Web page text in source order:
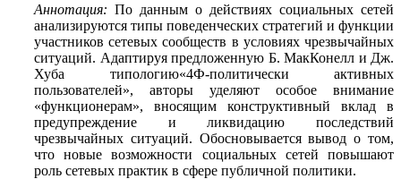
Аннотация: По данным о действиях социальных сетей
анализируются типы поведенческих стратегий и функции
участников сетевых сообществ в условиях чрезвычайных
ситуаций. Адаптируя предложенную Б. МакКонелл и Дж.
Хуба типологию«4Ф-политически активных
пользователей», авторы уделяют особое внимание
«функционерам», вносящим конструктивный вклад в
предупреждение и ликвидацию последствий
чрезвычайных ситуаций. Обосновывается вывод о том,
что новые возможности социальных сетей повышают
роль сетевых практик в сфере публичной политики.